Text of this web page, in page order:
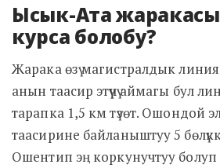
Ысык-Ата
курса болобу?
Жарака өзү магистралдык
анын таасир этүүчү аймагы бул
тарапка 1,5 км түзөт. Ошондой
таасирине байланыштуу 5
Ошентип эң коркунучтуу